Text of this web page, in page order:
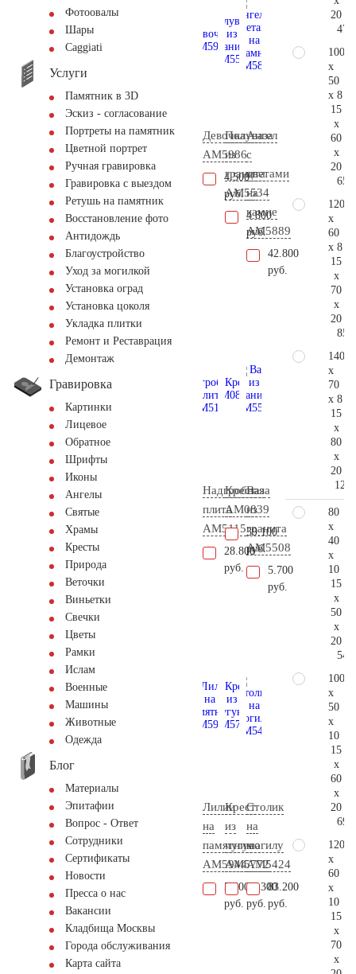
Фотоовалы
Шары
Сaggiati
Услуги
Памятник в 3D
Эскиз - согласование
Портреты на памятник
Цветной портрет
Ручная гравировка
Гравировка с выездом
Ретушь на памятник
Восстановление фото
Антидождь
Благоустройство
Уход за могилкой
Установка оград
Установка цоколя
Укладка плитки
Ремонт и Реставрация
Демонтаж
Гравировка
Картинки
Лицевое
Обратное
Шрифты
Иконы
Ангелы
Святые
Храмы
Кресты
Природа
Веточки
Виньетки
Свечки
Цветы
Рамки
Ислам
Военные
Машины
Животные
Одежда
Блог
Материалы
Эпитафии
Вопрос - Ответ
Сотрудники
Сертификаты
Новости
Пресса о нас
Вакансии
Кладбища Москвы
Города обслуживания
Карта сайта
Девочка
AM5986
4.500
руб.
Полуваза
из
гранита
AM5534
4.800
руб.
Ангел
с
цветами
на
камне
AM5889
42.800
руб.
Надгробная
плита
AM5115
28.800
руб.
Крест
AM0839
39.100
руб.
Ваза
из
гранита
AM5508
5.700
руб.
Лилии
на
памятник
AM5944
5.500
руб.
Крест
из
чугуна
AM5772
25.300
руб.
Столик
на
могилу
AM5424
83.200
руб.
20
100
x
50
x 8
15
x
60
x
20
120
x
60
x 8
15
x
70
x
20
140
x
70
x 8
15
x
80
x
20
80
x
40
x
10
15
x
50
x
20
100
x
50
x
10
15
x
60
x
20
120
x
60
x
10
15
x
70
x